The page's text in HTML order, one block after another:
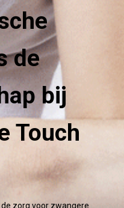
de
bij
Touch
zorg voor zwangere